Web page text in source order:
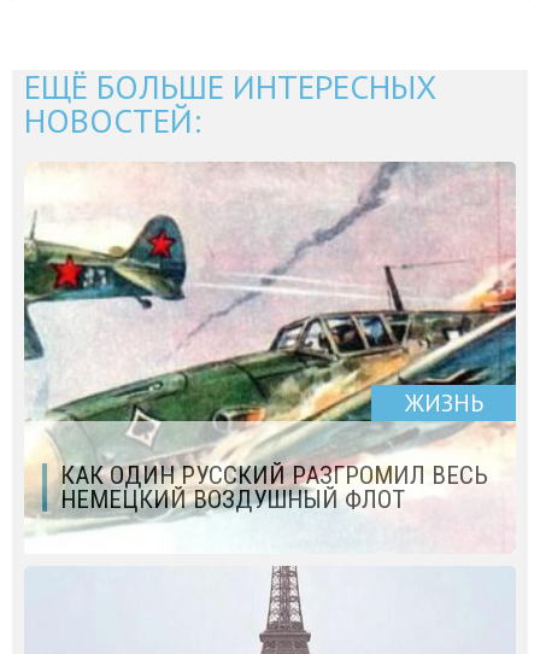
ЕЩЁ БОЛЬШЕ ИНТЕРЕСНЫХ
НОВОСТЕЙ:
ЖИЗНЬ
КАК ОДИН РУССКИЙ РАЗГРОМИЛ ВЕСЬ
НЕМЕЦКИЙ ВОЗДУШНЫЙ ФЛОТ